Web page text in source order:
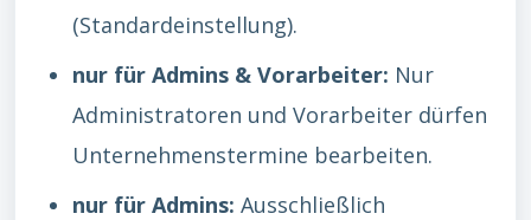
(Standardeinstellung).
nur für Admins & Vorarbeiter: Nur
Administratoren und Vorarbeiter dürfen
Unternehmenstermine bearbeiten.
nur für Admins: Ausschließlich